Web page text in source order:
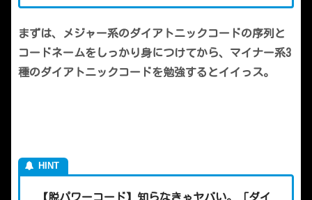
まずは、メジャー系のダイアトニックコードの序列と
コードネームをしっかり身につけてから、マイナー系3
種のダイアトニックコードを勉強するとイイっス。
【脱パワーコード】知らなきゃヤバい。「ダイ